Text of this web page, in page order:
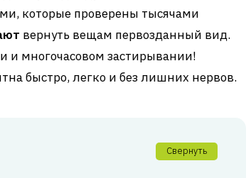
которые проверены тысячами
вернуть вещам первозданный вид.
и многочасовом застирывании!
быстро, легко и без лишних нервов.
Свернуть